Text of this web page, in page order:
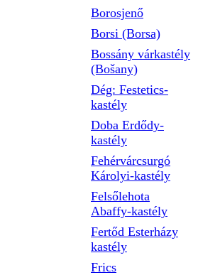
Borosjenő
Borsi (Borsa)
Bossány várkastély
(Bošany)
Dég: Festetics-
kastély
Doba Erdődy-
kastély
Fehérvárcsurgó
Károlyi-kastély
Felsőlehota
Abaffy-kastély
Fertőd Esterházy
kastély
Frics